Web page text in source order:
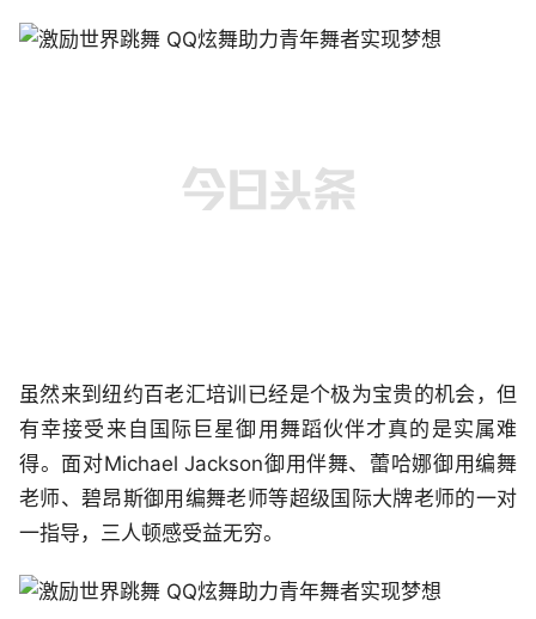
虽然来到纽约百老汇培训已经是个极为宝贵的机会，但
有幸接受来自国际巨星御用舞蹈伙伴才真的是实属难
得。面对Michael Jackson御用伴舞、蕾哈娜御用编舞
老师、碧昂斯御用编舞老师等超级国际大牌老师的一对
一指导，三人顿感受益无穷。